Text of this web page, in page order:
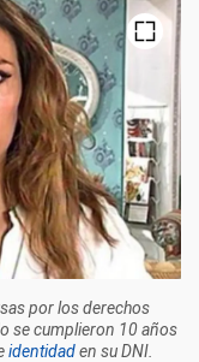
por los derechos
se cumplieron 10 años
identidaden su DNI.